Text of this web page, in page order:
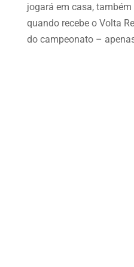
jogará em casa,
quando recebe o Volta
do campeonato –